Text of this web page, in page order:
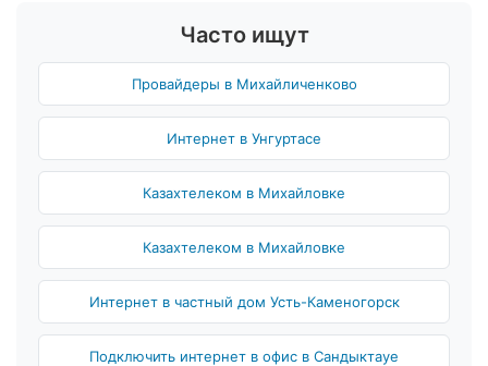
Часто ищут
Провайдеры в Михайличенково
Интернет в Унгуртасе
Казахтелеком в Михайловке
Казахтелеком в Михайловке
Интернет в частный дом Усть-Каменогорск
Подключить интернет в офис в Сандыктауе